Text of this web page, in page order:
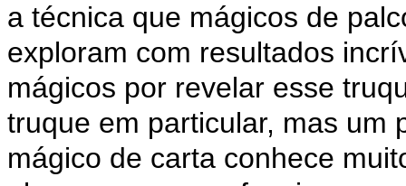
a técnica que mágicos de
exploram com resultados
mágicos por revelar esse
truque em particular, mas um
mágico de carta conhece